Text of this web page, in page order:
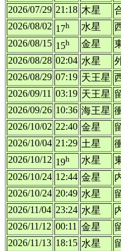
2026/07/29 21:18 木星
2026/08/02 17h 水星
2026/08/15 15h 金星
2026/08/28 02:04 水星
2026/08/29 07:19 天王星
2026/09/11 03:19 天王星
2026/09/26 10:36 海王星
2026/10/02 22:40 金星
2026/10/04 21:29 土星
2026/10/12 19h 水星
2026/10/24 12:44 金星
2026/10/24 20:49 水星
2026/11/04 23:24 水星
2026/11/12 00:11 金星
2026/11/13 18:15 水星